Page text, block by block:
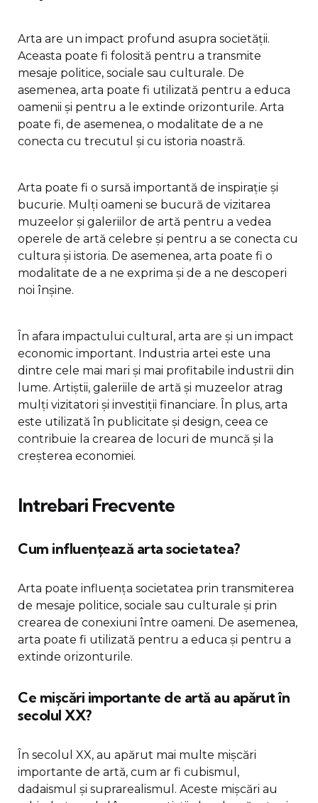
Arta are un impact profund asupra societății.
Aceasta poate fi folosită pentru a transmite
mesaje politice, sociale sau culturale. De
asemenea, arta poate fi utilizată pentru a educa
oamenii și pentru a le extinde orizonturile. Arta
poate fi, de asemenea, o modalitate de a ne
conecta cu trecutul și cu istoria noastră.
Arta poate fi o sursă importantă de inspirație și
bucurie. Mulți oameni se bucură de vizitarea
muzeelor și galeriilor de artă pentru a vedea
operele de artă celebre și pentru a se conecta cu
cultura și istoria. De asemenea, arta poate fi o
modalitate de a ne exprima și de a ne descoperi
noi înșine.
În afara impactului cultural, arta are și un impact
economic important. Industria artei este una
dintre cele mai mari și mai profitabile industrii din
lume. Artiștii, galeriile de artă și muzeelor atrag
mulți vizitatori și investiții financiare. În plus, arta
este utilizată în publicitate și design, ceea ce
contribuie la crearea de locuri de muncă și la
creșterea economiei.
Intrebari Frecvente
Cum influențează arta societatea?
Arta poate influența societatea prin transmiterea
de mesaje politice, sociale sau culturale și prin
crearea de conexiuni între oameni. De asemenea,
arta poate fi utilizată pentru a educa și pentru a
extinde orizonturile.
Ce mișcări importante de artă au apărut în
secolul XX?
În secolul XX, au apărut mai multe mișcări
importante de artă, cum ar fi cubismul,
dadaismul și suprarealismul. Aceste mișcări au